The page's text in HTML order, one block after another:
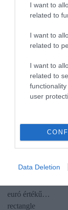
I want to
related to
I want to
related to
I want to
related to
user
Data Deletion
Így szerzett
értékű magyar
euró értékű…
rectangle